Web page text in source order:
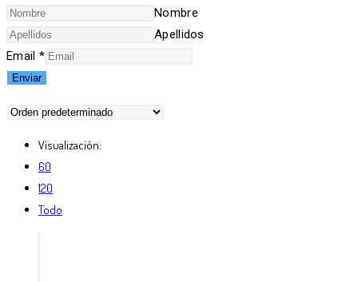
Nombre
Apellidos
Email *
Enviar
Visualización:
60
120
Todo